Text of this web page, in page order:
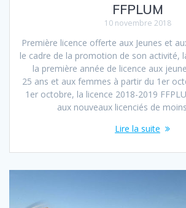
FFPLUM
10 novembre 2018
Première licence offerte aux Jeunes et
le cadre de la promotion de son activité,
la première année de licence aux
25 ans et aux femmes à partir du 1er
1er octobre, la licence 2018-2019
aux nouveaux licenciés de
Lire la suite